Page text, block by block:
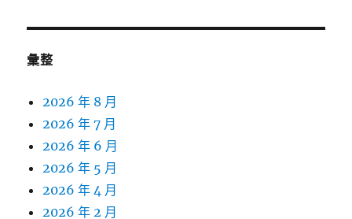
鍵
彙整
2026 年 8 月
2026 年 7 月
2026 年 6 月
2026 年 5 月
2026 年 4 月
2026 年 2 月